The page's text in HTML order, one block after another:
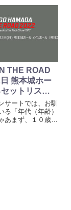
ふけるのは楽しい
ている画像には、
や動物が...
THE ROAD
熊本城ホー
ットリスト
サートでは、お馴
る「年代（年齢）
あまず、１０歳未
次は、４０代！」